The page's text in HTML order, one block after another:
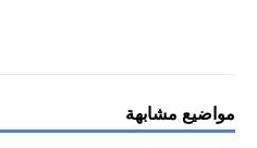
مواضيع مشابهة